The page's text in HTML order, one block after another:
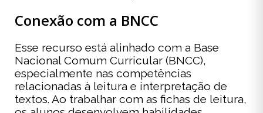
Conexão com a BNCC
Esse recurso está alinhado com a Base
Nacional Comum Curricular (BNCC),
especialmente nas competências
relacionadas à leitura e interpretação de
textos. Ao trabalhar com as fichas de leitura,